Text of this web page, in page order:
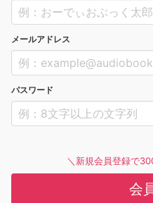
メールアドレス
パスワード
＼新規会員登録で
会